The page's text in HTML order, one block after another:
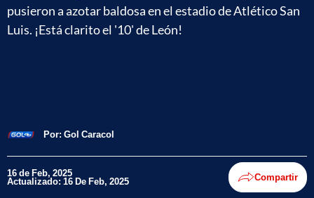
pusieron a azotar baldosa en el estadio de Atlético San
Luis. ¡Está clarito el '10' de León!
Por: Gol Caracol
16 de Feb, 2025
Actualizado: 16 De Feb, 2025 Compartir